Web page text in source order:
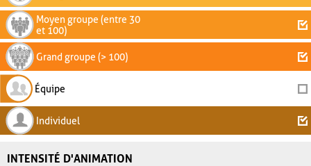
Moyen groupe (entre 30
et 100)
Grand groupe (> 100)
Équipe
Individuel
INTENSITÉ D'ANIMATION